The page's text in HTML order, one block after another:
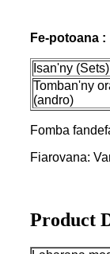
Fe-potoana :
Isan'ny (Sets)
Tomban'ny
(andro)
Fomba
Fiarovana:
Product